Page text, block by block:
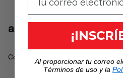
a.d.d.®
Collar asimétrico
Al proporcionar tu correo
Términos de uso y la